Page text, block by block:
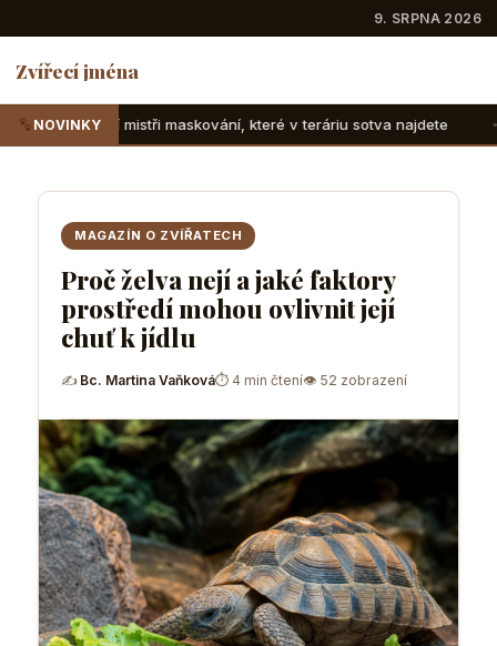
9. SRPNA 2026
Zvířecí jména
NOVINKYkteré v teráriu sotva najdete Suchozemské
MAGAZÍN O ZVÍŘATECH
Proč želva nejí a jaké faktory
prostředí mohou ovlivnit její
chuť k jídlu
✍ Bc. Martina Vaňková⏱ 4 min čtení👁 52 zobrazení